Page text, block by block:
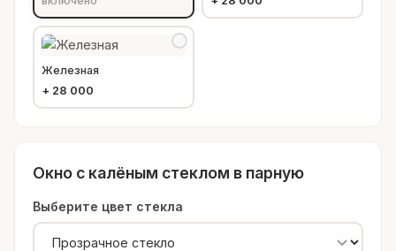
Железная
+ 28 000
Окно с калёным стеклом в парную
Выберите цвет стекла